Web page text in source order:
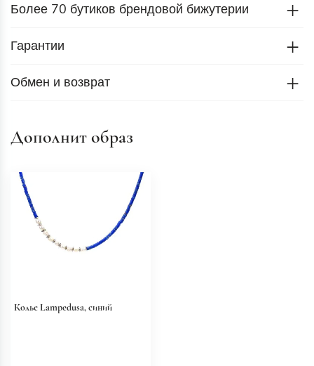
Более 70 бутиков брендовой бижутерии
Гарантии
Обмен и возврат
Дополнит образ
Колье Lampedusa, синий